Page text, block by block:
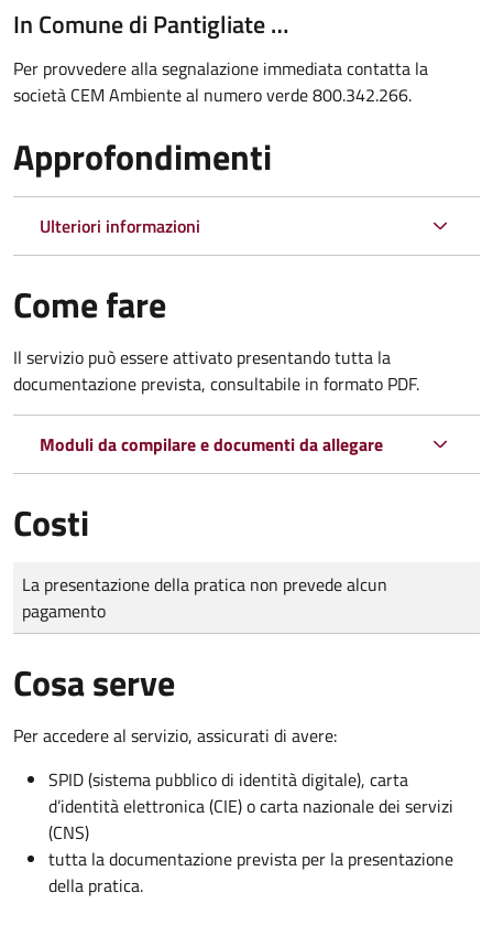
In Comune di Pantigliate …
Per provvedere alla segnalazione immediata contatta la
società CEM Ambiente al numero verde 800.342.266.
Approfondimenti
Ulteriori informazioni
Come fare
Il servizio può essere attivato presentando tutta la
documentazione prevista, consultabile in formato PDF.
Moduli da compilare e documenti da allegare
Costi
Tipo di pagamento
Importo
La presentazione della pratica non prevede alcun
pagamento
Cosa serve
Per accedere al servizio, assicurati di avere:
SPID (sistema pubblico di identità digitale), carta
d’identità elettronica (CIE) o carta nazionale dei servizi
(CNS)
tutta la documentazione prevista per la presentazione
della pratica.